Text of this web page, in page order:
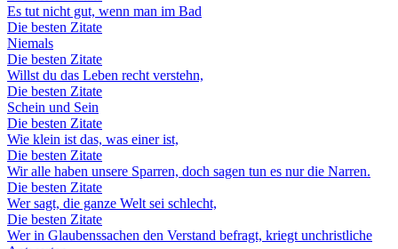
Es tut nicht gut, wenn man im Bad
Die besten Zitate
Niemals
Die besten Zitate
Willst du das Leben recht verstehn,
Die besten Zitate
Schein und Sein
Die besten Zitate
Wie klein ist das, was einer ist,
Die besten Zitate
Wir alle haben unsere Sparren, doch sagen tun es nur die Narren.
Die besten Zitate
Wer sagt, die ganze Welt sei schlecht,
Die besten Zitate
Wer in Glaubenssachen den Verstand befragt, kriegt unchristliche